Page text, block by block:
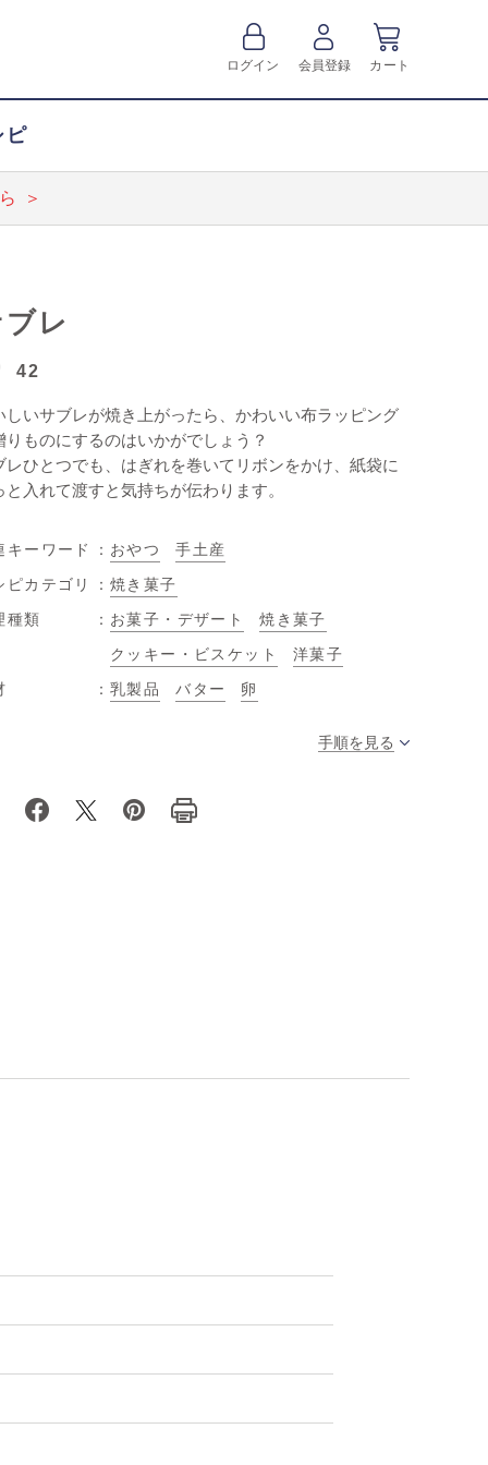
ログイン 会員登録 カート
ピ
＞
レ
42
しいサブレが焼き上がったら、かわいい布ラッピング
りものにするのはいかがでしょう？
レひとつでも、はぎれを巻いてリボンをかけ、紙袋に
と入れて渡すと気持ちが伝わります。
キーワード おやつ
手土産
ピカテゴリ
焼き菓子
種類
お菓子・デザート
焼き菓子
クッキー・ビスケット
洋菓子
乳製品 バター 卵
手順を見る